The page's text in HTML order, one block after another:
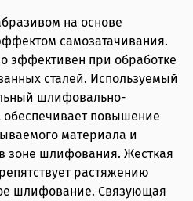
на основе
самозатачивания.
эффективен при обработке
сталей. Используемый
шлифовально-
обеспечивает повышение
материала и
зоне шлифования. Жесткая
растяжению
шлифование. Связующая